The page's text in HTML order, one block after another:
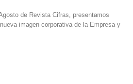
de Revista Cifras, presentamos
imagen corporativa de la Empresa y